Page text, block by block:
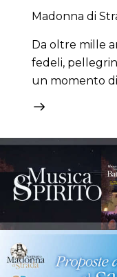
Madonna di
Da oltre mille
fedeli,
un momento